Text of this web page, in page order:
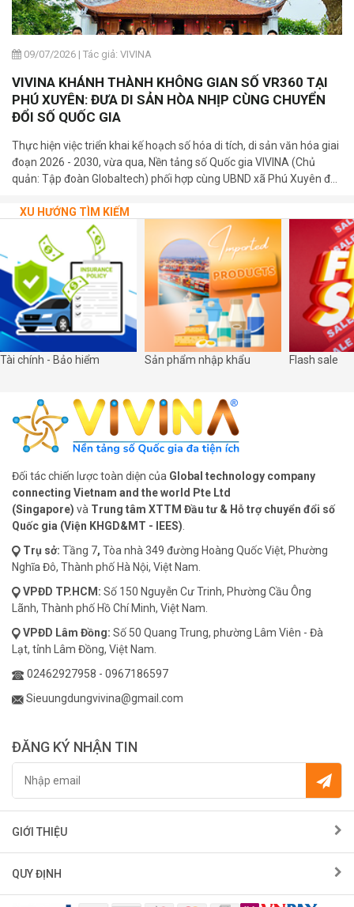
09/07/2026 | Tác giả: VIVINA
VIVINA KHÁNH THÀNH KHÔNG GIAN SỐ VR360 TẠI
PHÚ XUYÊN: ĐƯA DI SẢN HÒA NHỊP CÙNG CHUYỂN
ĐỔI SỐ QUỐC GIA
Thực hiện việc triển khai kế hoạch số hóa di tích, di sản văn hóa giai
đoạn 2026 - 2030, vừa qua, Nền tảng số Quốc gia VIVINA (Chủ
quản: Tập đoàn Globaltech) phối hợp cùng UBND xã Phú Xuyên đã
hóa tại các di tích cấp Quốc gia trên địa bàn xã.
XU HƯỚNG TÌM KIẾM
Tài chính - Bảo hiểm Sản phẩm nhập khẩu Flash sale
Đối tác chiến lược toàn diện của Global technology company
connecting Vietnam and the world Pte Ltd
(Singapore) và Trung tâm XTTM Đầu tư & Hỗ trợ chuyển đổi số
Quốc gia (Viện KHGD&MT - IEES).
Trụ sở: Tầng 7, Tòa nhà 349 đường Hoàng Quốc Việt, Phường
Nghĩa Đô, Thành phố Hà Nội, Việt Nam.
VPĐD TP.HCM: Số 150 Nguyễn Cư Trinh, Phường Cầu Ông
Lãnh, Thành phố Hồ Chí Minh, Việt Nam.
VPĐD Lâm Đồng: Số 50 Quang Trung, phường Lâm Viên - Đà
Lạt, tỉnh Lâm Đồng, Việt Nam.
02462927958 - 0967186597
Sieuungdungvivina@gmail.com
ĐĂNG KÝ NHẬN TIN
GIỚI THIỆU
QUY ĐỊNH